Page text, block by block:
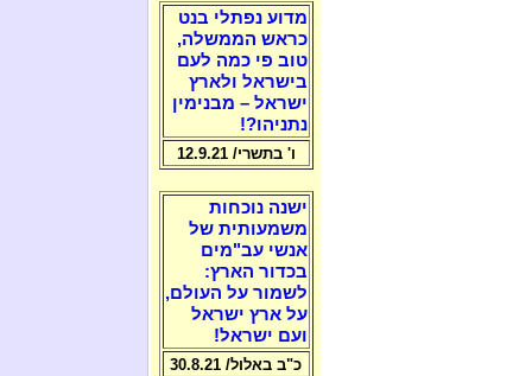
מדוע נפתלי בנט
כראש הממשלה,
טוב פי כמה לעם
בישראל ולארץ
ישראל – מבנימין
נתניהו?!
ו' בתשרי/ 12.9.21
ישנה נוכחות
משמעותית של
אנשי עב"מים
בכדור הארץ:
לשמור על העולם,
על ארץ ישראל
ועם ישראל!
כ"ב באלול/ 30.8.21